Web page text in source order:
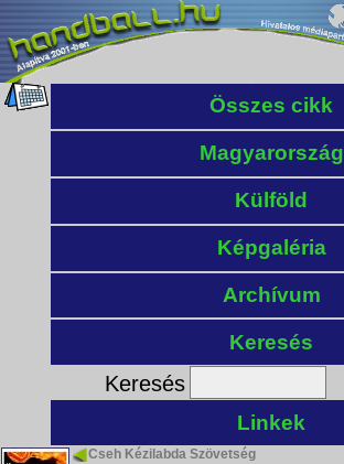
Összes cikk
Magyarország
Külföld
Képgaléria
Archívum
Keresés
Keresés
Linkek
Cseh Kézilabda Szövetség